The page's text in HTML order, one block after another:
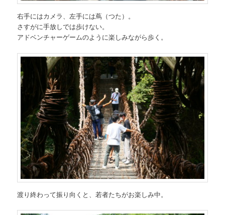
右手にはカメラ、左手には蔦（つた）。
さすがに手放しでは歩けない。
アドベンチャーゲームのように楽しみながら歩く。
渡り終わって振り向くと、若者たちがお楽しみ中。